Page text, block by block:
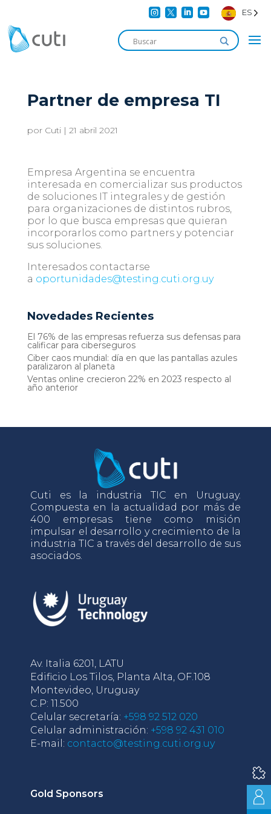
    ES
Partner de empresa TI
por Cuti| 21 abril 2021
Empresa Argentina se encuentra
interesada en comercializar sus productos
de soluciones IT integrales y de gestión
para organizaciones de distintos rubros,
por lo que busca empresas que quieran
incorporarlos como partners y potenciar
sus soluciones.
Interesados contactarse
a oportunidades@testing.cuti.org.uy
Novedades Recientes
El 76% de las empresas refuerza sus defensas para
calificar para ciberseguros
Ciber caos mundial: día en que las pantallas azules
paralizaron al planeta
Ventas online crecieron 22% en 2023 respecto al
año anterior
Cuti es la industria TIC en Uruguay.
Compuesta en la actualidad por más de
400 empresas tiene como misión
impulsar el desarrollo y crecimiento de la
industria TIC a través del desarrollo de sus
asociados.
Av. Italia 6201, LATU
Edificio Los Tilos, Planta Alta, OF.108
Montevideo, Uruguay
C.P: 11.500
Celular secretaría: +598 92 512 020
Celular administración: +598 92 431 010
E-mail: contacto@testing.cuti.org.uy
Gold Sponsors